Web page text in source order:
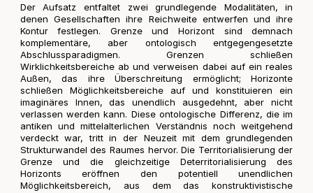
Der Aufsatz entfaltet zwei grundlegende Modalitäten, in
denen Gesellschaften ihre Reichweite entwerfen und ihre
Kontur festlegen. Grenze und Horizont sind demnach
komplementäre, aber ontologisch entgegengesetzte
Abschlussparadigmen. Grenzen schließen
Wirklichkeitsbereiche ab und verweisen dabei auf ein reales
Außen, das ihre Überschreitung ermöglicht; Horizonte
schließen Möglichkeitsbereiche auf und konstituieren ein
imaginäres Innen, das unendlich ausgedehnt, aber nicht
verlassen werden kann. Diese ontologische Differenz, die im
antiken und mittelalterlichen Verständnis noch weitgehend
verdeckt war, tritt in der Neuzeit mit dem grundlegenden
Strukturwandel des Raumes hervor. Die Territorialisierung der
Grenze und die gleichzeitige Deterritorialisierung des
Horizonts eröffnen den potentiell unendlichen
Möglichkeitsbereich, aus dem das konstruktivistische